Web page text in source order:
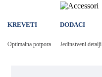
KREVETI
Optimalna potpora
DODACI
Jedinstveni detalji